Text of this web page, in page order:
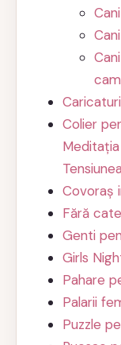
Caricaturi
Colier
Tensiunea
Covoraș
Fără
Genti
Girls
Pahare
Palarii
Puzzle